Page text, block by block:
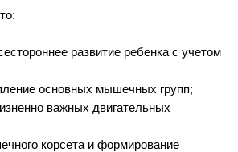
развитие ребенка с учетом
основных мышечных групп;
важных двигательных
корсета и формирование